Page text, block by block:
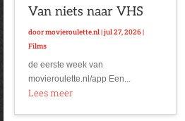
Van niets naar VHS
doormovieroulette.nl|jul 27, 2026|
Films
de eerste week van
movieroulette.nl/app Een...
Lees meer